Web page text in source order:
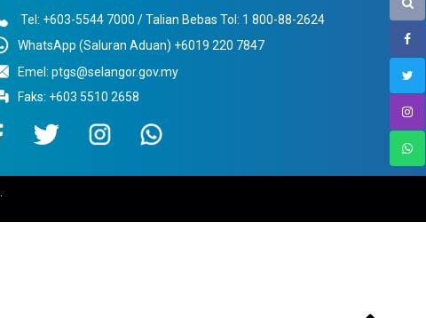
Tel: +603-5544 7000 / Talian Bebas Tol: 1 800-88-2624
WhatsApp (Saluran Aduan) +6019 220 7847
Emel: ptgs@selangor.gov.my
Faks: +603 5510 2658